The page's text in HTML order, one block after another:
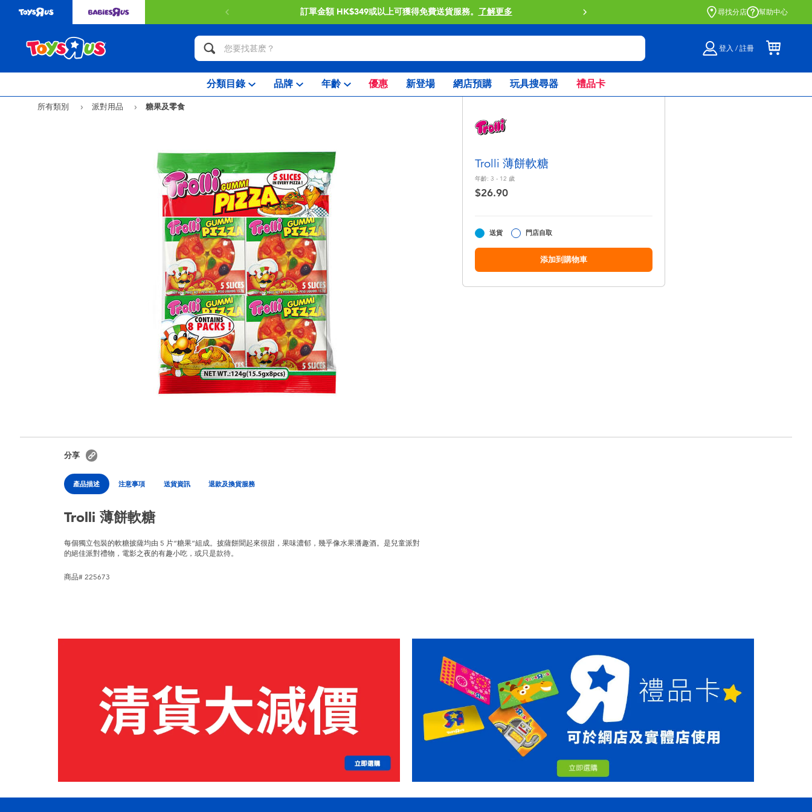
訂單金額 HK$349或以上可獲得免費送貨服務。 了解更多 門店自取服務 網上購買並在店內
尋找分店 幫助中心
登入 / 註冊
分類目錄 品牌 年齡 優惠 新登場 網店預購 玩具搜尋器 禮品卡
所有類別 派對用品 糖果及零食
Trolli 薄餅軟糖
年齡: 3 - 12 歲
$26.90
送貨 門店自取
添加到購物車
分享
產品描述 注意事項 送貨資訊 退款及換貨服務
Trolli 薄餅軟糖
每個獨立包裝的軟糖披薩均由 5 片“糖果”組成。披薩餅聞起來很甜，果味濃郁，幾乎像水果潘趣酒。是兒童派對
的絕佳派對禮物，電影之夜的有趣小吃，或只是款待。
商品# 225673